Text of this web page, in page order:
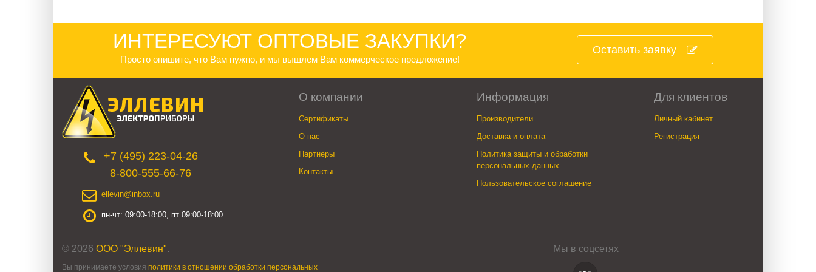
ИНТЕРЕСУЮТ ОПТОВЫЕ ЗАКУПКИ?
Просто опишите, что Вам нужно, и мы вышлем Вам коммерческое предложение!
Оставить заявку
+7 (495) 223-04-26
8-800-555-66-76
ellevin@inbox.ru
пн-чт: 09:00-18:00, пт 09:00-18:00
О компании
Сертификаты
О нас
Партнеры
Контакты
Информация
Производители
Доставка и оплата
Политика защиты и обработки
персональных данных
Пользовательское соглашение
Для клиентов
Личный кабинет
Регистрация
© 2026 ООО "Эллевин".
Вы принимаете условия политики в отношении обработки персональных
Мы в соцсетях